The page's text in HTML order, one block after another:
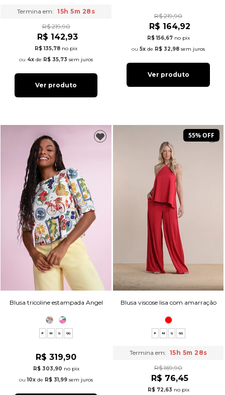
Termina em: 15h 5m 27s
R$ 219,90
R$ 142,93
R$ 135,78 no pix
4x de R$ 35,73 sem juros
Ver produto
R$ 219,90
R$ 164,92
R$ 156,67 no pix
5x de R$ 32,98 sem juros
Ver produto
Blusa tricoline estampada Angel
P M G GG
R$ 319,90
R$ 303,90 no pix
10x de R$ 31,99 sem juros
55% OFF
Blusa viscose lisa com amarração
P M G GG
Termina em: 15h 5m 27s
R$ 169,90
R$ 76,45
R$ 72,63 no pix